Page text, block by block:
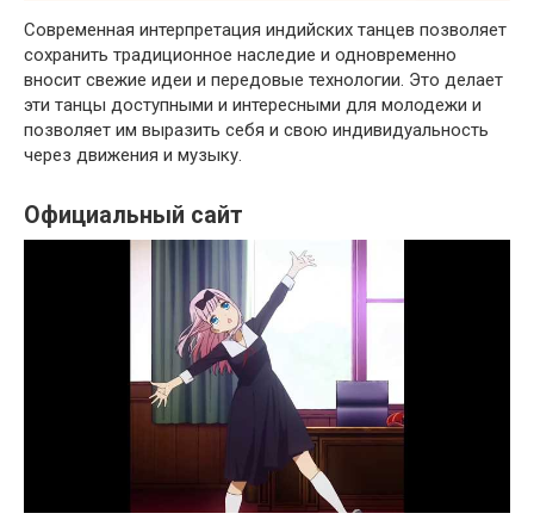
Современная интерпретация индийских танцев позволяет
сохранить традиционное наследие и одновременно
вносит свежие идеи и передовые технологии. Это делает
эти танцы доступными и интересными для молодежи и
позволяет им выразить себя и свою индивидуальность
через движения и музыку.
Официальный сайт